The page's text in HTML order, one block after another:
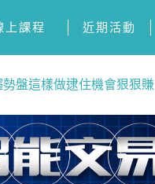
上課程 近期活動
勢盤這樣做逮住機會狠狠賺